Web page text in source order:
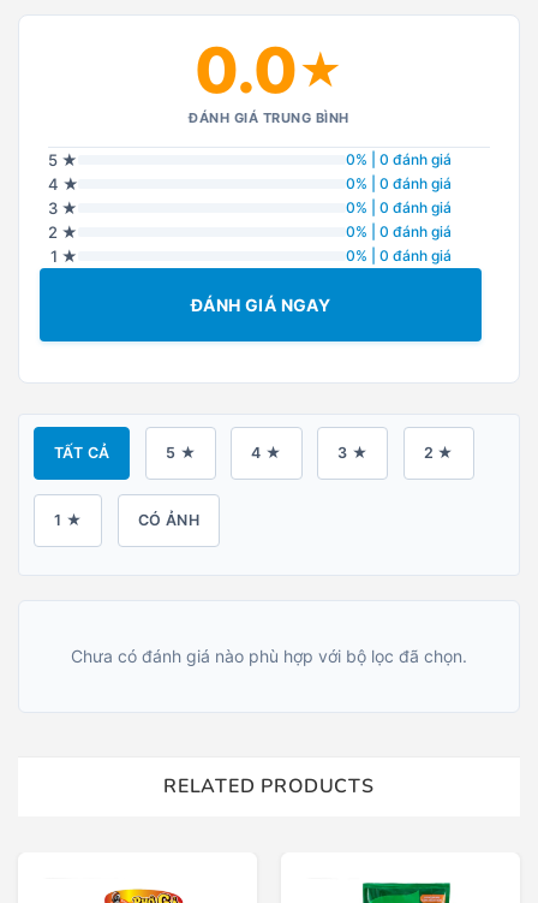
0.0★
ĐÁNH GIÁ TRUNG BÌNH
5 ★ 0% | 0 đánh giá
4 ★ 0% | 0 đánh giá
3 ★ 0% | 0 đánh giá
2 ★ 0% | 0 đánh giá
1 ★ 0% | 0 đánh giá
ĐÁNH GIÁ NGAY
TẤT CẢ 5 ★ 4 ★ 3 ★ 2 ★
1 ★ CÓ ẢNH
Chưa có đánh giá nào phù hợp với bộ lọc đã chọn.
RELATED PRODUCTS